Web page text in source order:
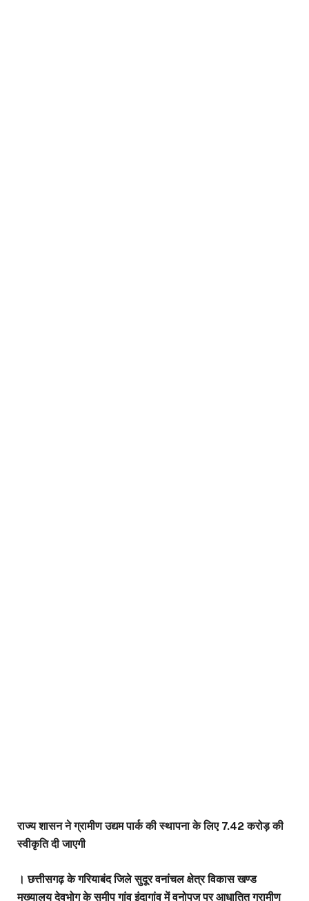
राज्य शासन ने ग्रामीण उद्यम पार्क की स्थापना के लिए 7.42 करोड़ की
स्वीकृति दी जाएगी
। छत्तीसगढ़ के गरियाबंद जिले सुदूर वनांचल क्षेत्र विकास खण्ड
मुख्यालय देवभोग के समीप गांव इंदागांव में वनोपज पर आधातित ग्रामीण